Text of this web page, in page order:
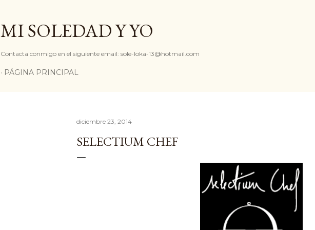
MI SOLEDAD Y YO
Contacta conmigo en el siguiente email: sole-loka-13@hotmail.com
PÁGINA PRINCIPAL
diciembre 23, 2014
SELECTIUM CHEF